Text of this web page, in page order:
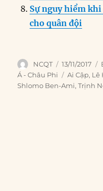
Sự nguy hiểm
cho quân đội
Author
NCQT
Posted
on
13/11/2017
Á - Châu Phi
Tags
Ai Cập, Lê
Shlomo Ben-Ami,Trịnh